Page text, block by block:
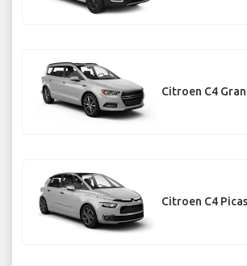
Citroen C4
Citroen C4